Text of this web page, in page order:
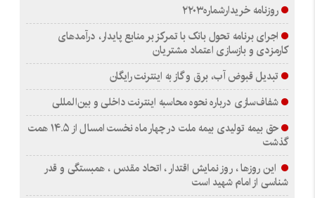
روزنامه خریدارشماره۲۲۰۳
اجرای برنامه تحول بانک با تمرکز بر منابع پایدار، درآمدهای
کارمزدی و بازسازی اعتماد مشتریان
تبدیل قبوض آب، برق و گاز به اینترنت رایگان
شفاف‌سازی درباره نحوه محاسبه اینترنت داخلی و بین‌المللی
حق بیمه تولیدی بیمه ملت در چهار ماه نخست امسال از ۱۴.۵ همت
گذشت
این روزها ، روز نمایش اقتدار ، اتحاد مقدس ، همبستگی و قدر
شناسی از امام شهید است